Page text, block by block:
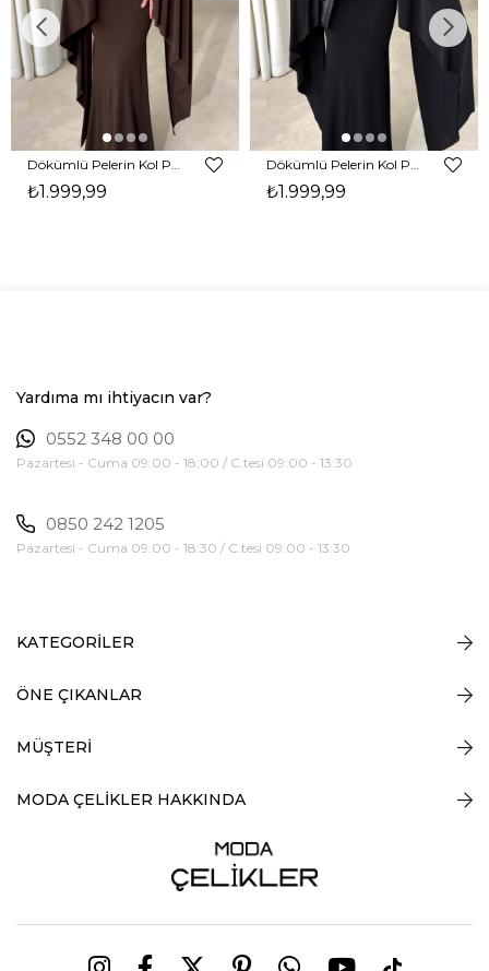
₺1.999,99 ₺1.999,99
Yardıma mı ihtiyacın var?
0552 348 00 00
Pazartesi - Cuma 09:00 - 18:00 / C.tesi 09:00 - 13:30
0850 242 1205
Pazartesi - Cuma 09:00 - 18:30 / C.tesi 09:00 - 13:30
KATEGORİLER
ÖNE ÇIKANLAR
MÜŞTERİ
MODA ÇELİKLER HAKKINDA